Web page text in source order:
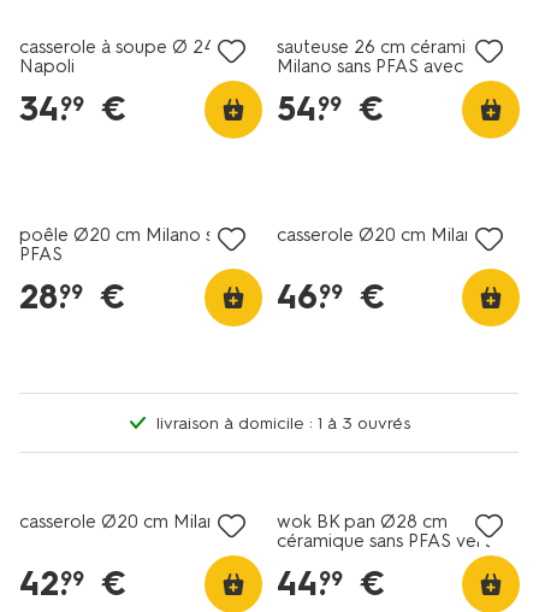
casserole à soupe Ø 24 cm
Napoli
34.
99 €
sauteuse 26 cm céramique
Milano sans PFAS avec
54.
99 €
poêle Ø20 cm Milano sans
PFAS
28.
99 €
casserole Ø20 cm Milano
46.
99 €
livraison à domicile : 1 à 3 ouvrés
casserole Ø20 cm Milano
42.
99 €
wok BK pan Ø28 cm
céramique sans PFAS vert
44.
99 €